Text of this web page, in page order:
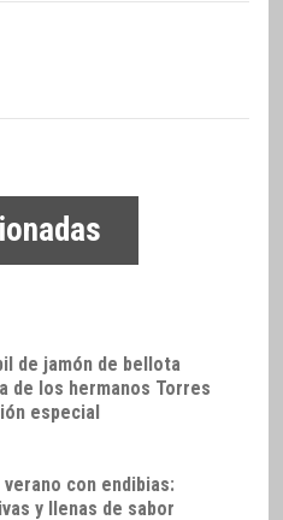
de jamón de bellota
de los hermanos Torres
especial
con endibias:
y llenas de sabor